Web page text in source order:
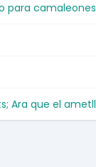
para camaleones
Ara que el